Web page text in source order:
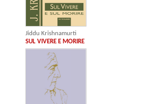
Jiddu Krishnamurti
SUL VIVERE E MORIRE